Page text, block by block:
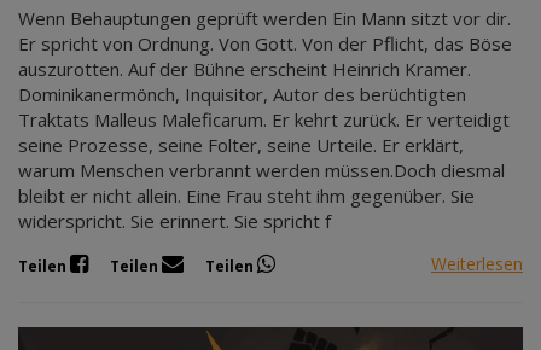
Wenn Behauptungen geprüft werden Ein Mann sitzt vor dir.
Er spricht von Ordnung. Von Gott. Von der Pflicht, das Böse
auszurotten. Auf der Bühne erscheint Heinrich Kramer.
Dominikanermönch, Inquisitor, Autor des berüchtigten
Traktats Malleus Maleficarum. Er kehrt zurück. Er verteidigt
seine Prozesse, seine Folter, seine Urteile. Er erklärt,
warum Menschen verbrannt werden müssen.Doch diesmal
bleibt er nicht allein. Eine Frau steht ihm gegenüber. Sie
widerspricht. Sie erinnert. Sie spricht f
Teilen Teilen Teilen Weiterlesen